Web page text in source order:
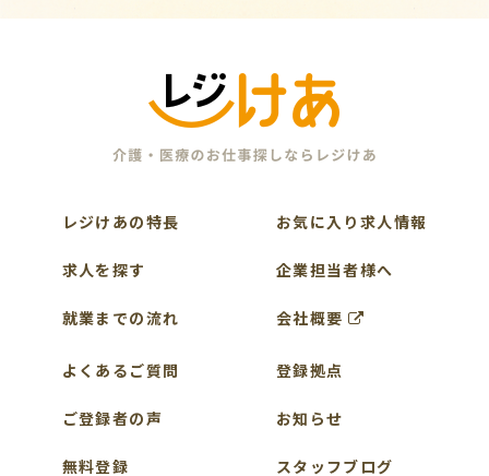
レジけあの特長
求人を探す
就業までの流れ
よくあるご質問
ご登録者の声
無料登録
お気に入り求人情報
企業担当者様へ
会社概要
登録拠点
お知らせ
スタッフブログ